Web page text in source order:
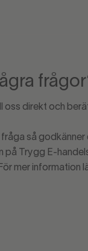
oss direkt och
fråga så
på Trygg E-
mer information